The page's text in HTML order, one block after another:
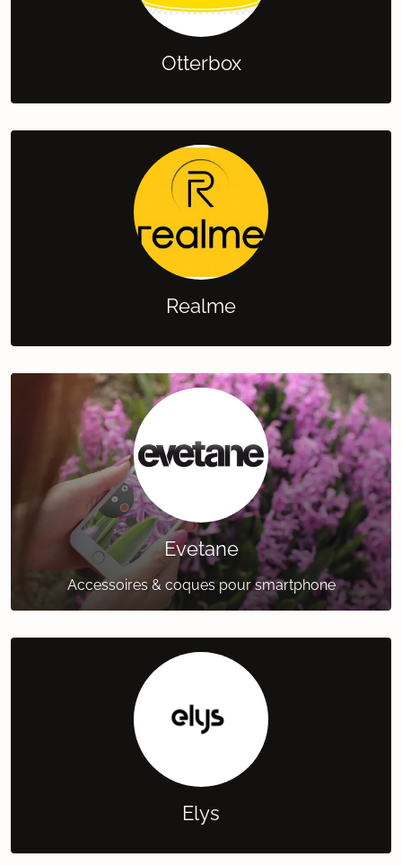
Otterbox
Realme
Evetane
Accessoires & coques pour smartphone
Elys